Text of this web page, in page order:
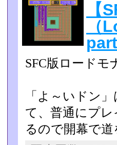
【
（
SFC版ロードモ
「よ～いドン
て、普通にプ
るので開幕で